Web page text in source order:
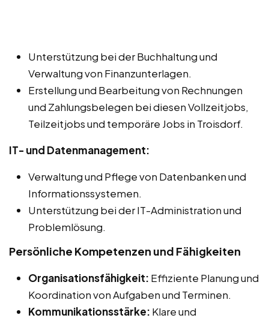
Unterstützung bei der Buchhaltung und
Verwaltung von Finanzunterlagen.
Erstellung und Bearbeitung von Rechnungen
und Zahlungsbelegen bei diesen Vollzeitjobs,
Teilzeitjobs und temporäre Jobs in Troisdorf.
IT- und Datenmanagement:
Verwaltung und Pflege von Datenbanken und
Informationssystemen.
Unterstützung bei der IT-Administration und
Problemlösung.
Persönliche Kompetenzen und Fähigkeiten
Organisationsfähigkeit: Effiziente Planung und
Koordination von Aufgaben und Terminen.
Kommunikationsstärke: Klare und